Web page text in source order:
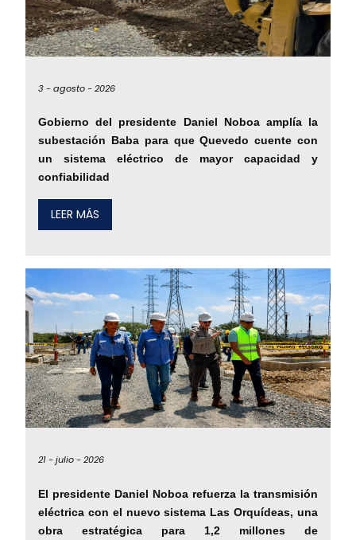
3 -agosto -2026
Gobierno del presidente Daniel Noboa amplía la
subestación Baba para que Quevedo cuente con
un sistema eléctrico de mayor capacidad y
confiabilidad
LEER MÁS
21 -julio -2026
El presidente Daniel Noboa refuerza la transmisión
eléctrica con el nuevo sistema Las Orquídeas, una
obra estratégica para 1,2 millones de